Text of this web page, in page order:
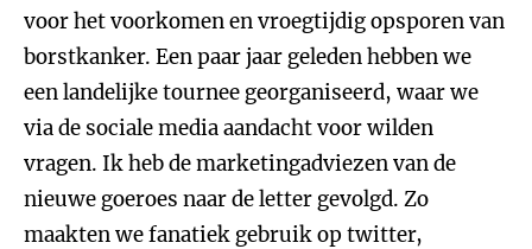
voor het voorkomen en vroegtijdig opsporen van
borstkanker. Een paar jaar geleden hebben we
een landelijke tournee georganiseerd, waar we
via de sociale media aandacht voor wilden
vragen. Ik heb de marketingadviezen van de
nieuwe goeroes naar de letter gevolgd. Zo
maakten we fanatiek gebruik op twitter,